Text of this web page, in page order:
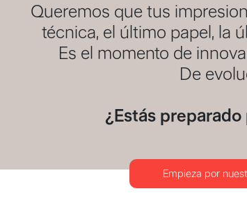
Queremos que tus
técnica, el último papel, la
Es el momento de
De
¿Estás
Empieza por